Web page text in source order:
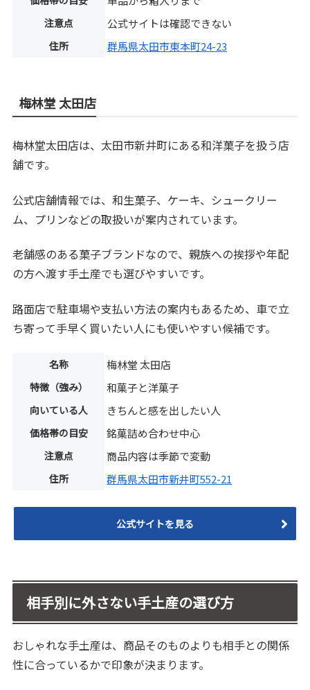
注意点 公式サイトは確認できない
住所 群馬県太田市東本町24-23
梅林堂 太田店
梅林堂太田店は、太田市新井町にある和洋菓子を扱う店
舗です。
公式店舗情報では、和生菓子、ケーキ、シュークリー
ム、プリンなどの取扱いが案内されています。
老舗感のある菓子ブランドなので、親族への挨拶や年配
の方へ渡す手土産でも選びやすいです。
路面店で駐車場や支払い方法の案内もあるため、車で立
ち寄って手早く買いたい人にも使いやすい候補です。
名称 梅林堂 太田店
特徴（強み） 和菓子と洋菓子
向いている人 きちんと感を出したい人
価格帯の目安 銘菓詰め合わせ中心
注意点 商品内容は季節で変動
住所 群馬県太田市新井町552-21
公式サイトを見る
相手別に外さない手土産の選び方
おしゃれな手土産は、商品そのものよりも相手との関係
性に合っているかで印象が決まります。